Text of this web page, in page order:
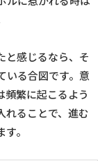
と感じるなら、そ
いる合図です。意
頻繁に起こるよう
れることで、進む
。